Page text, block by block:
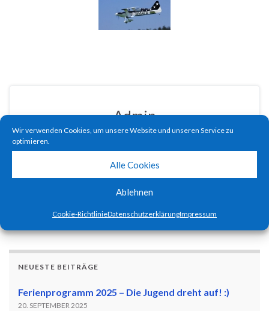
Wir verwenden Cookies, um unsere Website und unseren Service zu
optimieren.
Alle Cookies
Ablehnen
Cookie-RichtlinieDatenschutzerklärungImpressum
Admin
Anstehende Veranstaltungen
NEUESTE BEITRÄGE
Ferienprogramm 2025 – Die Jugend dreht auf! :)
20. SEPTEMBER 2025